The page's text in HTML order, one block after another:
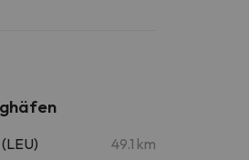
49.1 km